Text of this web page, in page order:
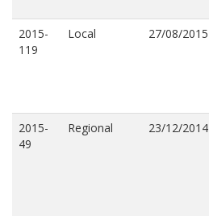
2015-
119
Local 27/08/2015
2015-
49
Regional 23/12/2014